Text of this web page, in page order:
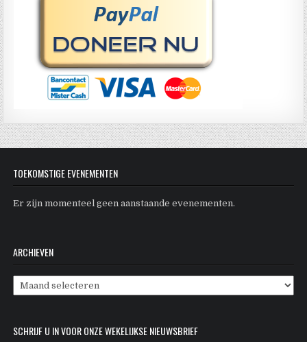
TOEKOMSTIGE EVENEMENTEN
Er zijn momenteel geen aanstaande evenementen.
ARCHIEVEN
Archieven
SCHRIJF U IN VOOR ONZE WEKELIJKSE NIEUWSBRIEF